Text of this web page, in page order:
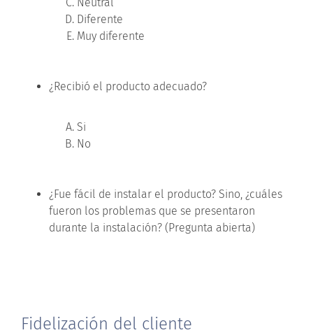
Diferente
Muy diferente
¿Recibió el producto adecuado?
Si
No
¿Fue fácil de instalar el producto? Sino, ¿cuáles
fueron los problemas que se presentaron
durante la instalación? (Pregunta abierta)
Fidelización del cliente